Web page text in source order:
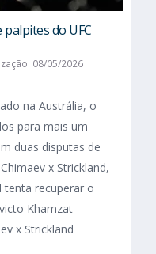
palpites do UFC
08/05/2026
na Austrália, o
para mais um
duas disputas de
x Strickland,
tenta recuperar o
Khamzat
x Strickland